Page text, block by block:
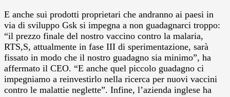
E anche sui prodotti proprietari che andranno ai paesi in
via di sviluppo Gsk si impegna a non guadagnarci troppo:
“il prezzo finale del nostro vaccino contro la malaria,
RTS,S, attualmente in fase III di sperimentazione, sarà
fissato in modo che il nostro guadagno sia minimo”, ha
affermato il CEO. “E anche quel piccolo guadagno ci
impegniamo a reinvestirlo nella ricerca per nuovi vaccini
contro le malattie neglette”. Infine, l’azienda inglese ha